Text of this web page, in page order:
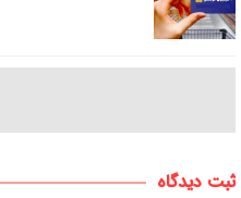
ثبت دیدگاه